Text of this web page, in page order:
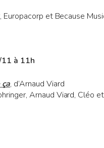
Europacorp et Because
à 11h
, d’Arnaud Viard
Arnaud Viard, Cléo